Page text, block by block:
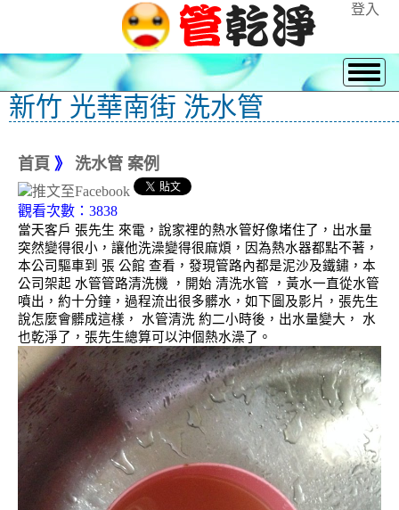
登入
新竹 光華南街 洗水管
首頁 》 洗水管 案例
觀看次數：3838
當天客戶 張先生 來電，說家裡的熱水管好像堵住了，出水量
突然變得很小，讓他洗澡變得很麻煩，因為熱水器都點不著，
本公司驅車到 張 公館 查看，發現管路內都是泥沙及鐵鏽，本
公司架起 水管管路清洗機 ，開始 清洗水管 ，黃水一直從水管
噴出，約十分鐘，過程流出很多髒水，如下圖及影片，張先生
說怎麼會髒成這樣， 水管清洗 約二小時後，出水量變大， 水
也乾淨了，張先生總算可以沖個熱水澡了。